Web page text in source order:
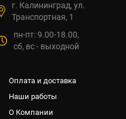
Оплата и доставка
Наши работы
О Компании
г. Калининград, ул.
Транспортная, 1
пн-пт: 9.00-18.00,
сб, вс - выходной